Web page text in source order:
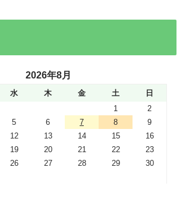
2026年8月
水 木 金 土
日
1
2
5 6 7 8
9
12 13 14 15
16
19 20 21 22
23
26 27 28 29
30